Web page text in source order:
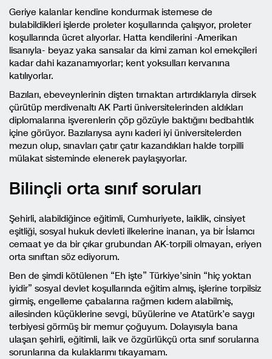
Geriye kalanlar kendine kondurmak istemese de
bulabildikleri işlerde proleter koşullarında çalışıyor, proleter
koşullarında ücret alıyorlar. Hatta kendilerini -Amerikan
lisanıyla- beyaz yaka sansalar da kimi zaman kol emekçileri
kadar dahi kazanamıyorlar; kent yoksulları kervanına
katılıyorlar.
Bazıları, ebeveynlerinin dişten tırnaktan artırdıklarıyla dirsek
çürütüp merdivenaltı AK Parti üniversitelerinden aldıkları
diplomalarına işverenlerin çöp gözüyle baktığını bedbahtlık
içine görüyor. Bazılarıysa aynı kaderi iyi üniversitelerden
mezun olup, sınavları çatır çatır kazandıkları halde torpilli
mülakat sisteminde elenerek paylaşıyorlar.
Bilinçli orta sınıf soruları
Şehirli, alabildiğince eğitimli, Cumhuriyete, laiklik, cinsiyet
eşitliği, sosyal hukuk devleti ilkelerine inanan, ya bir İslamcı
cemaat ye da bir çıkar grubundan AK-torpili olmayan, eriyen
orta sınıftan söz ediyorum.
Ben de şimdi kötülenen “Eh işte” Türkiye’sinin “hiç yoktan
iyidir” sosyal devlet koşullarında eğitim almış, işlerine torpilsiz
girmiş, engelleme çabalarına rağmen kıdem alabilmiş,
ailesinden küçüklerine sevgi, büyülerine ve Atatürk’e saygı
terbiyesi görmüş bir memur çoğuyum. Dolayısıyla bana
ulaşan şehirli, eğitimli, laik ve özgürlükçü orta sınıf sorularına
sorunlarına da kulaklarımı tıkayamam.